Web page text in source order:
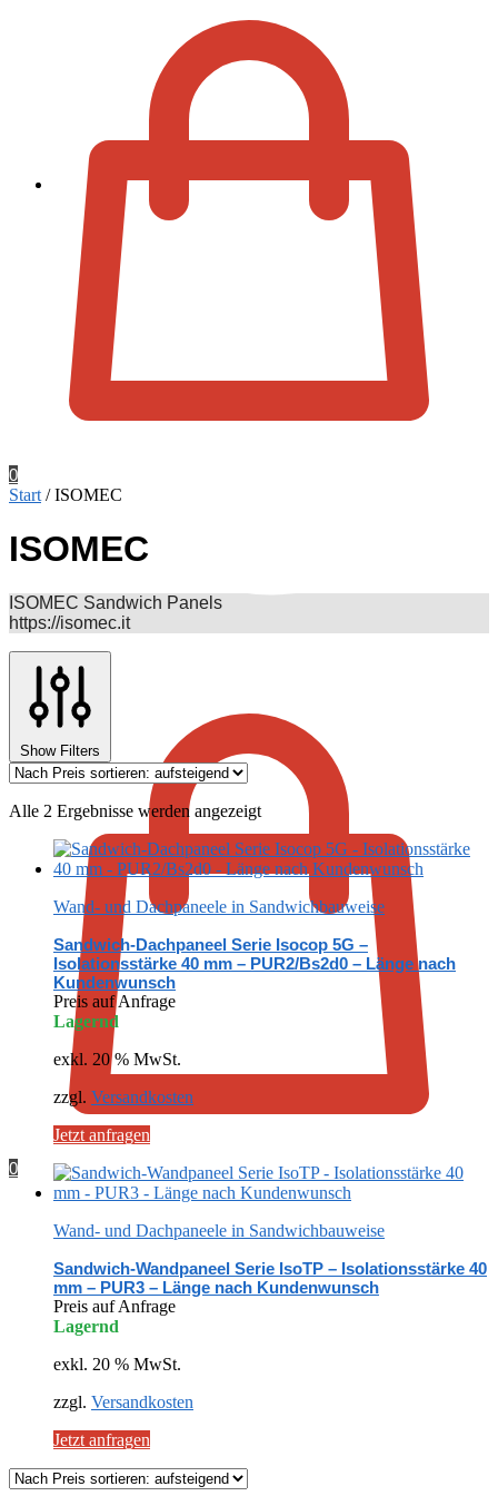
Zur Kassa
0,00
0
0
Start /ISOMEC
ISOMEC
ISOMEC Sandwich Panels
https://isomec.it
Show Filters
Alle 2 Ergebnisse werden angezeigtNach
Preis
sortiert:
aufsteigend
Wand- und Dachpaneele in Sandwichbauweise
Sandwich-Dachpaneel Serie Isocop 5G –
Isolationsstärke 40 mm – PUR2/Bs2d0 – Länge nach
Kundenwunsch
Preis auf Anfrage
Lagernd
exkl. 20 % MwSt.
zzgl. Versandkosten
Jetzt anfragen
Wand- und Dachpaneele in Sandwichbauweise
Sandwich-Wandpaneel Serie IsoTP – Isolationsstärke 40
mm – PUR3 – Länge nach Kundenwunsch
Preis auf Anfrage
Lagernd
exkl. 20 % MwSt.
zzgl. Versandkosten
Jetzt anfragen